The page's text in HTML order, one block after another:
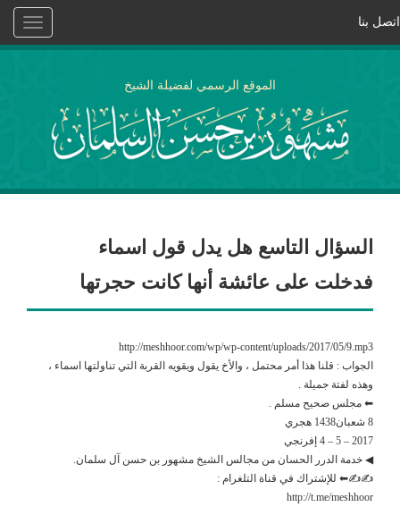
Toggle
اتصل بنا
الموقع الرسمي لفضيلة الشيخ
السؤال التاسع هل يدل قول اسماء
فدخلت على عائشة أنها كانت حجرتها
http://meshhoor.com/wp/wp-content/uploads/2017/05/9.mp3
الجواب : قلنا هذا أمر محتمل ، والأخ يقول ويقويه القربة التي تناولتها اسماء ،
وهذه لفتة جميلة .
⬅ مجلس صحيح مسلم .
8 شعبان1438 هجري
2017 – 5 – 4 إفرنجي
◀ خدمة الدرر الحسان من مجالس الشيخ مشهور بن حسن آل سلمان.
✍✍⬅ للإشتراك في قناة التلغرام :
http://t.me/meshhoor